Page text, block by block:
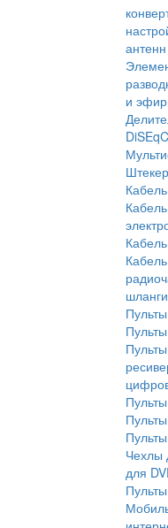
антенн
и
Кабель
шланги
Чехлы
для